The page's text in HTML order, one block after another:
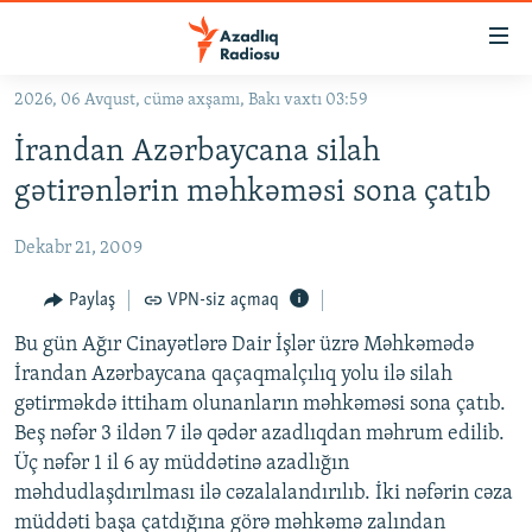
Əsas
qayıt
Əsas
naviqasiyaya
qayıt
KORRUPSIOMETR
#ƏSLINDƏ
FƏRQƏ BAX
QANUNI DOĞRU
ARAŞDIRMA
MULTIMEDIA
VIDEO
FOTOQALEREYA
RADIO ARXIV
OXU ZALI
HAQQIMIZDA
2026, 06 Avqust, cümə axşamı, Bakı vaxtı 03:59
İrandan Azərbaycana silah
gətirənlərin məhkəməsi sona çatıb
Dekabr 21, 2009
Paylaş VPN-siz açmaq
Bu gün Ağır Cinayətlərə Dair İşlər üzrə Məhkəmədə
İrandan Azərbaycana qaçaqmalçılıq yolu ilə silah
gətirməkdə ittiham olunanların məhkəməsi sona çatıb.
Beş nəfər 3 ildən 7 ilə qədər azadlıqdan məhrum edilib.
Üç nəfər 1 il 6 ay müddətinə azadlığın
məhdudlaşdırılması ilə cəzalalandırılıb. İki nəfərin cəza
müddəti başa çatdığına görə məhkəmə zalından